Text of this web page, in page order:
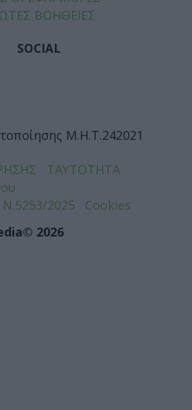
ΒΟΗΘΕΙΕΣ
SOCIAL
Μ.Η.Τ.242021
ΤΑΥΤΟΤΗΤΑ
2025
Cookies
2026